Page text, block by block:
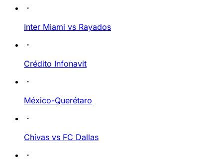
Inter Miami vs Rayados
Crédito Infonavit
México-Querétaro
Chivas vs FC Dallas